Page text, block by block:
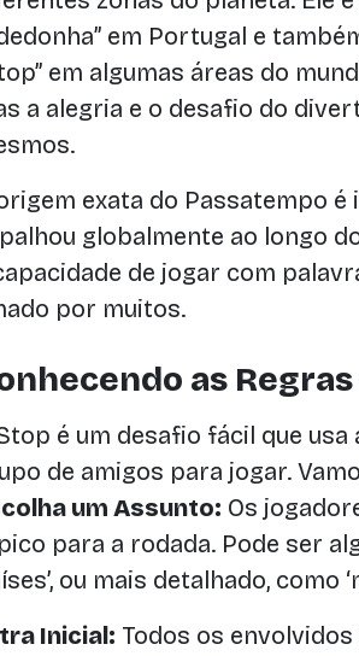
em Portugal e
em algumas áreas do
a alegria e o desafio do
exata do Passatempo
globalmente ao longo
de jogar com
por muitos.
as
é um desafio fácil que usa
de amigos para jogar.
um Assunto: Os
para a rodada. Pode ser
ou mais detalhado, como
Inicial: Todos os